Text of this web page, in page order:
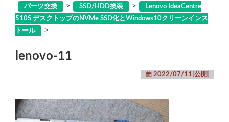
パーツ交換 > SSD/HDD換装 >
Lenovo IdeaCentre
510S デスクトップのNVMe SSD化とWindows10クリーンインス
トール
>
lenovo-11
2022/07/11[公開]